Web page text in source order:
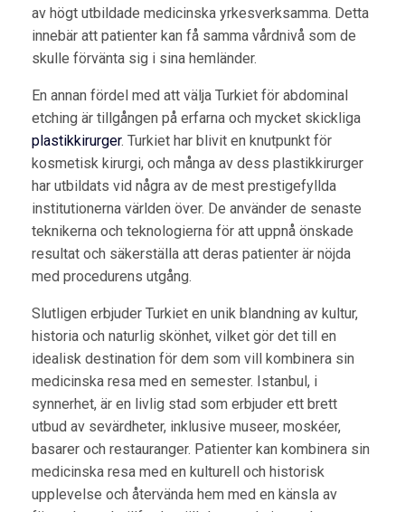
av högt utbildade medicinska yrkesverksamma. Detta
innebär att patienter kan få samma vårdnivå som de
skulle förvänta sig i sina hemländer.
En annan fördel med att välja Turkiet för abdominal
etching är tillgången på erfarna och mycket skickliga
plastikkirurger. Turkiet har blivit en knutpunkt för
kosmetisk kirurgi, och många av dess plastikkirurger
har utbildats vid några av de mest prestigefyllda
institutionerna världen över. De använder de senaste
teknikerna och teknologierna för att uppnå önskade
resultat och säkerställa att deras patienter är nöjda
med procedurens utgång.
Slutligen erbjuder Turkiet en unik blandning av kultur,
historia och naturlig skönhet, vilket gör det till en
idealisk destination för dem som vill kombinera sin
medicinska resa med en semester. Istanbul, i
synnerhet, är en livlig stad som erbjuder ett brett
utbud av sevärdheter, inklusive museer, moskéer,
basarer och restauranger. Patienter kan kombinera sin
medicinska resa med en kulturell och historisk
upplevelse och återvända hem med en känsla av